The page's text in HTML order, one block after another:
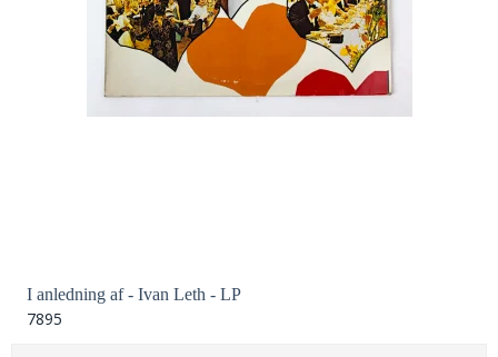
I anledning af - Ivan Leth - LP
7895